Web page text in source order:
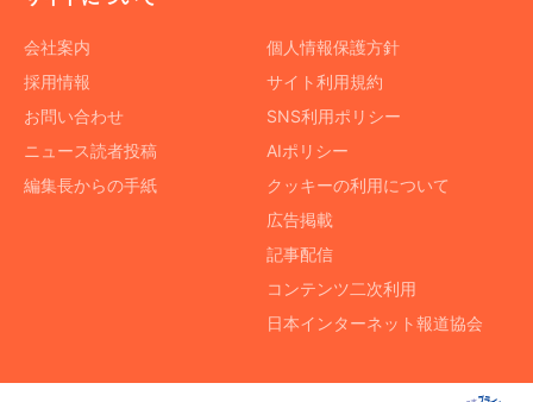
会社案内
採用情報
お問い合わせ
ニュース読者投稿
編集長からの手紙
個人情報保護方針
サイト利用規約
SNS利用ポリシー
AIポリシー
クッキーの利用について
広告掲載
記事配信
コンテンツ二次利用
日本インターネット報道協会